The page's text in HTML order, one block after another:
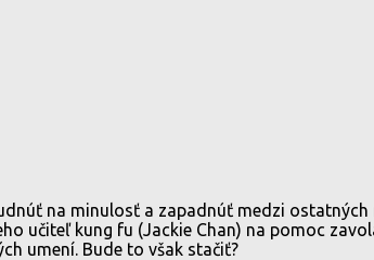
na minulosť a zapadnúť medzi ostatných
učiteľ kung fu (Jackie Chan) na pomoc
umení. Bude to však stačiť?